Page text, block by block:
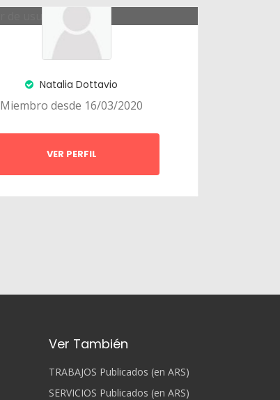
Natalia Dottavio
Miembro desde 16/03/2020
VER PERFIL
Ver También
TRABAJOS Publicados (en ARS)
SERVICIOS Publicados (en ARS)